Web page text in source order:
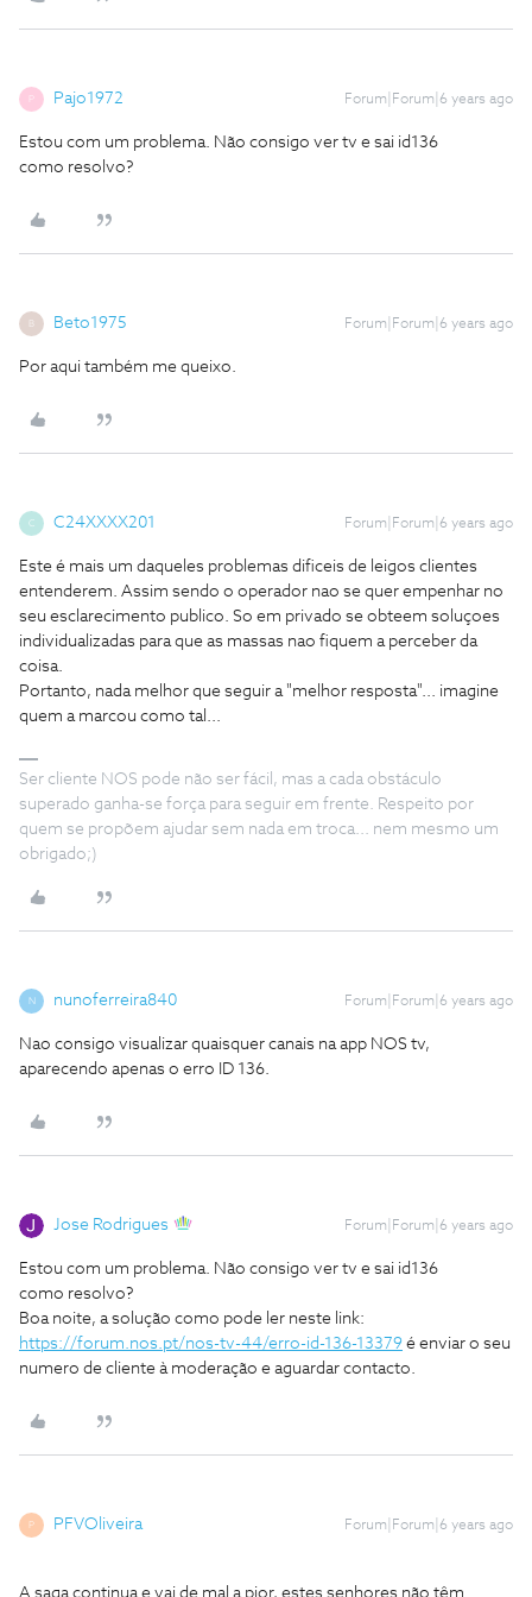
Pajo1972 Forum|Forum|6 years ago
Estou com um problema. Não consigo ver tv e sai id136
como resolvo?
Beto1975 Forum|Forum|6 years ago
Por aqui também me queixo.
C C24XXXX201 Forum|Forum|6 years ago
Este é mais um daqueles problemas dificeis de leigos clientes
entenderem. Assim sendo o operador nao se quer empenhar no
seu esclarecimento publico. So em privado se obteem soluçoes
individualizadas para que as massas nao fiquem a perceber da
coisa.
Portanto, nada melhor que seguir a "melhor resposta"... imagine
quem a marcou como tal...
Ser cliente NOS pode não ser fácil, mas a cada obstáculo
superado ganha-se força para seguir em frente. Respeito por
quem se propõem ajudar sem nada em troca... nem mesmo um
obrigado;)
N nunoferreira840 Forum|Forum|6 years ago
Nao consigo visualizar quaisquer canais na app NOS tv,
aparecendo apenas o erro ID 136.
Jose Rodrigues Forum|Forum|6 years ago
Estou com um problema. Não consigo ver tv e sai id136
como resolvo?
Boa noite, a solução como pode ler neste link:
https://forum.nos.pt/nos-tv-44/erro-id-136-13379 é enviar o seu
numero de cliente à moderação e aguardar contacto.
P PFVOliveira Forum|Forum|6 years ago
A saga continua e vai de mal a pior, estes senhores não têm